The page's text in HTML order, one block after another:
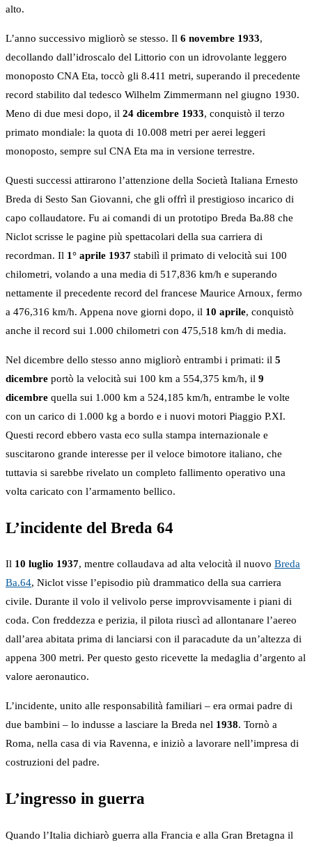
alto.
L’anno successivo migliorò se stesso. Il 6 novembre 1933,
decollando dall’idroscalo del Littorio con un idrovolante leggero
monoposto CNA Eta, toccò gli 8.411 metri, superando il precedente
record stabilito dal tedesco Wilhelm Zimmermann nel giugno 1930.
Meno di due mesi dopo, il 24 dicembre 1933, conquistò il terzo
primato mondiale: la quota di 10.008 metri per aerei leggeri
monoposto, sempre sul CNA Eta ma in versione terrestre.
Questi successi attirarono l’attenzione della Società Italiana Ernesto
Breda di Sesto San Giovanni, che gli offrì il prestigioso incarico di
capo collaudatore. Fu ai comandi di un prototipo Breda Ba.88 che
Niclot scrisse le pagine più spettacolari della sua carriera di
recordman. Il 1° aprile 1937 stabilì il primato di velocità sui 100
chilometri, volando a una media di 517,836 km/h e superando
nettamente il precedente record del francese Maurice Arnoux, fermo
a 476,316 km/h. Appena nove giorni dopo, il 10 aprile, conquistò
anche il record sui 1.000 chilometri con 475,518 km/h di media.
Nel dicembre dello stesso anno migliorò entrambi i primati: il 5
dicembre portò la velocità sui 100 km a 554,375 km/h, il 9
dicembre quella sui 1.000 km a 524,185 km/h, entrambe le volte
con un carico di 1.000 kg a bordo e i nuovi motori Piaggio P.XI.
Questi record ebbero vasta eco sulla stampa internazionale e
suscitarono grande interesse per il veloce bimotore italiano, che
tuttavia si sarebbe rivelato un completo fallimento operativo una
volta caricato con l’armamento bellico.
L’incidente del Breda 64
Il 10 luglio 1937, mentre collaudava ad alta velocità il nuovo Breda
Ba.64, Niclot visse l’episodio più drammatico della sua carriera
civile. Durante il volo il velivolo perse improvvisamente i piani di
coda. Con freddezza e perizia, il pilota riuscì ad allontanare l’aereo
dall’area abitata prima di lanciarsi con il paracadute da un’altezza di
appena 300 metri. Per questo gesto ricevette la medaglia d’argento al
valore aeronautico.
L’incidente, unito alle responsabilità familiari – era ormai padre di
due bambini – lo indusse a lasciare la Breda nel 1938. Tornò a
Roma, nella casa di via Ravenna, e iniziò a lavorare nell’impresa di
costruzioni del padre.
L’ingresso in guerra
Quando l’Italia dichiarò guerra alla Francia e alla Gran Bretagna il